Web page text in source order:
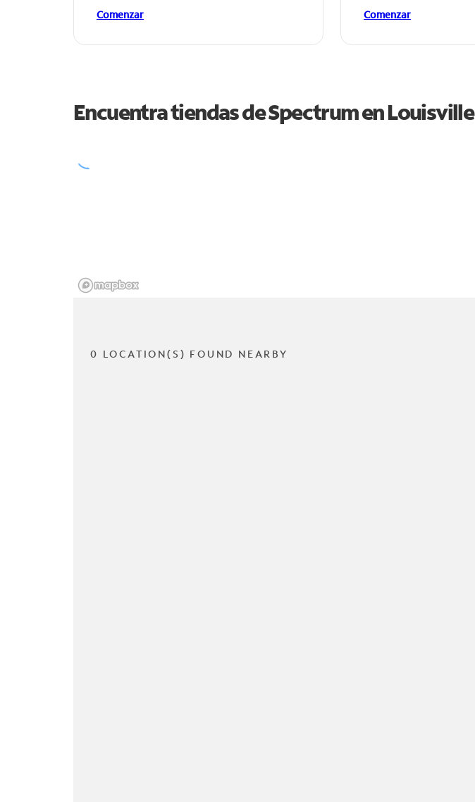
Comenzar Comenzar
Encuentra tiendas de Spectrum enLouisville
0 LOCATION(S) FOUND NEARBY